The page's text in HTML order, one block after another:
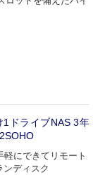
ドライブNAS 3年
にできてリモート
ンディスク